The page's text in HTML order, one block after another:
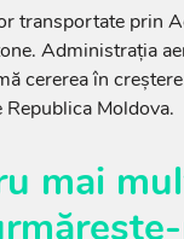
transportate prin
Administrația
cererea în
Moldova.
mai